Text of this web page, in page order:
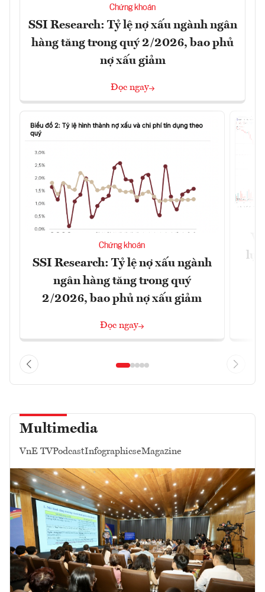
Chứng khoán
SSI Research: Tỷ lệ nợ xấu ngành ngân
hàng tăng trong quý 2/2026, bao phủ
nợ xấu giảm
Đọc ngay
Chứng khoán
SSI Research: Tỷ lệ nợ xấu ngành
ngân hàng tăng trong quý
2/2026, bao phủ nợ xấu giảm
Đọc ngay
lực
Multimedia
VnE TVPodcastInfographicseMagazine